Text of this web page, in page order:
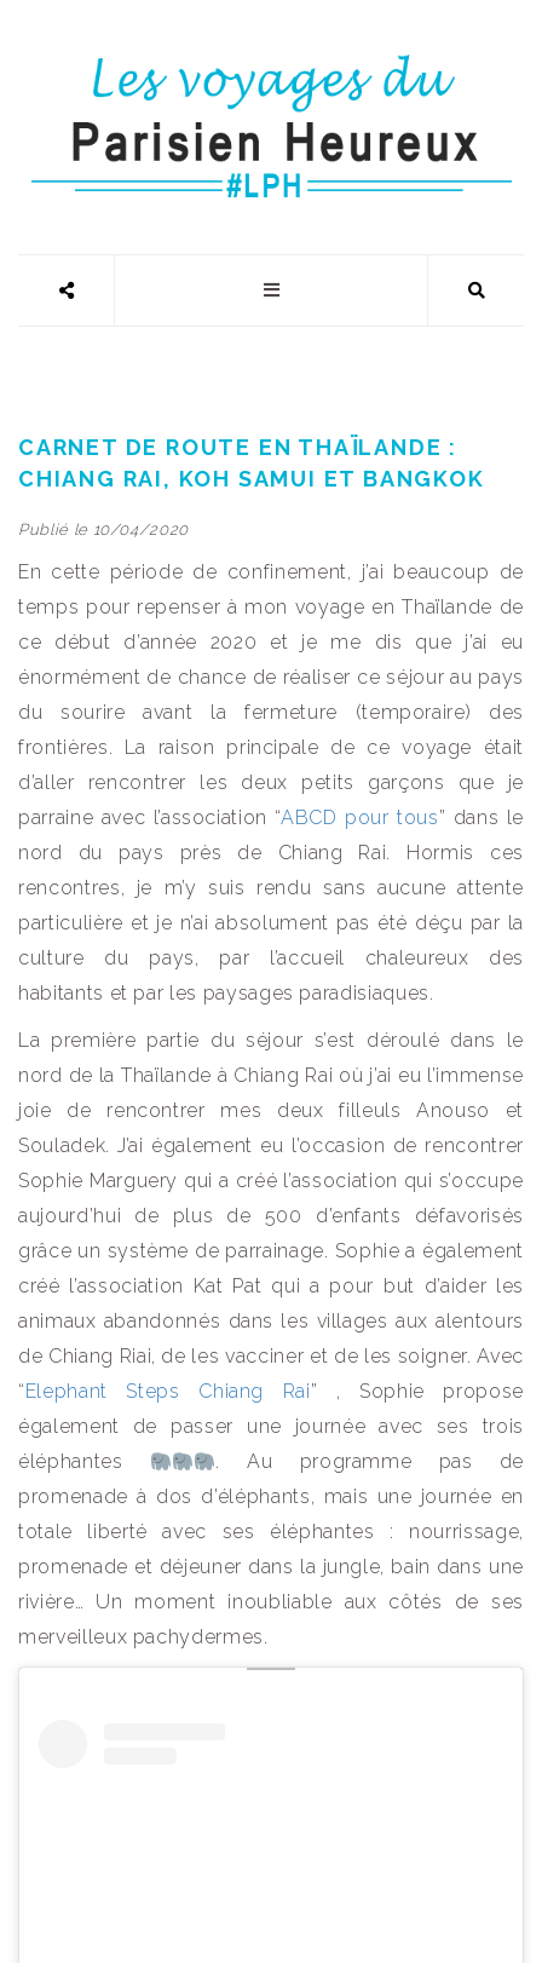
CARNET DE ROUTE EN THAÏLANDE :
CHIANG RAI, KOH SAMUI ET BANGKOK
Publié le 10/04/2020
En cette période de confinement, j’ai beaucoup de
temps pour repenser à mon voyage en Thaïlande de
ce début d’année 2020 et je me dis que j’ai eu
énormément de chance de réaliser ce séjour au pays
du sourire avant la fermeture (temporaire) des
frontières. La raison principale de ce voyage était
d’aller rencontrer les deux petits garçons que je
parraine avec l’association “ABCD pour tous” dans le
nord du pays près de Chiang Rai. Hormis ces
rencontres, je m’y suis rendu sans aucune attente
particulière et je n’ai absolument pas été déçu par la
culture du pays, par l’accueil chaleureux des
habitants et par les paysages paradisiaques.
La première partie du séjour s’est déroulé dans le
nord de la Thaïlande à Chiang Rai où j’ai eu l’immense
joie de rencontrer mes deux filleuls Anouso et
Souladek. J’ai également eu l’occasion de rencontrer
Sophie Marguery qui a créé l’association qui s’occupe
aujourd’hui de plus de 500 d’enfants défavorisés
grâce un système de parrainage. Sophie a également
créé l’association Kat Pat qui a pour but d’aider les
animaux abandonnés dans les villages aux alentours
de Chiang Riai, de les vacciner et de les soigner. Avec
“ Elephant Steps Chiang Rai” , Sophie propose
également de passer une journée avec ses trois
éléphantes
. Au programme pas de
promenade à dos d’éléphants, mais une journée en
totale liberté avec ses éléphantes : nourrissage,
promenade et déjeuner dans la jungle, bain dans une
rivière… Un moment inoubliable aux côtés de ses
merveilleux pachydermes.